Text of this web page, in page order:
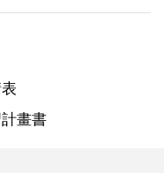
畫書